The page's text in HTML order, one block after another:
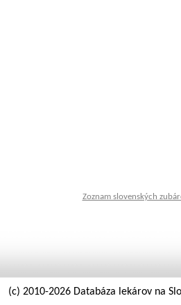
Zoznam slovenských
(c) 2010-2026 Databáza lekárov na